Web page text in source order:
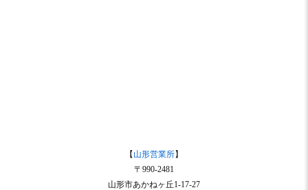
【 山形営業所】
〒990-2481
山形市あかねヶ丘1-17-27